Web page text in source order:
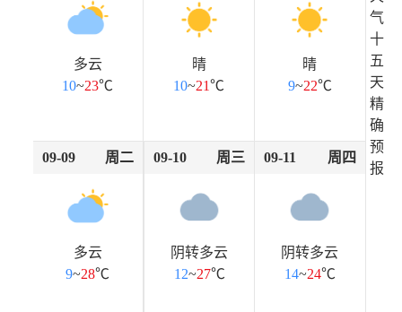
多云
10~23℃
晴
10~21℃
晴
9~22℃
09-09 周二
多云
9~28℃
09-10 周三
阴转多云
12~27℃
09-11 周四
阴转多云
14~24℃
气
十
五
天
精
确
预
报